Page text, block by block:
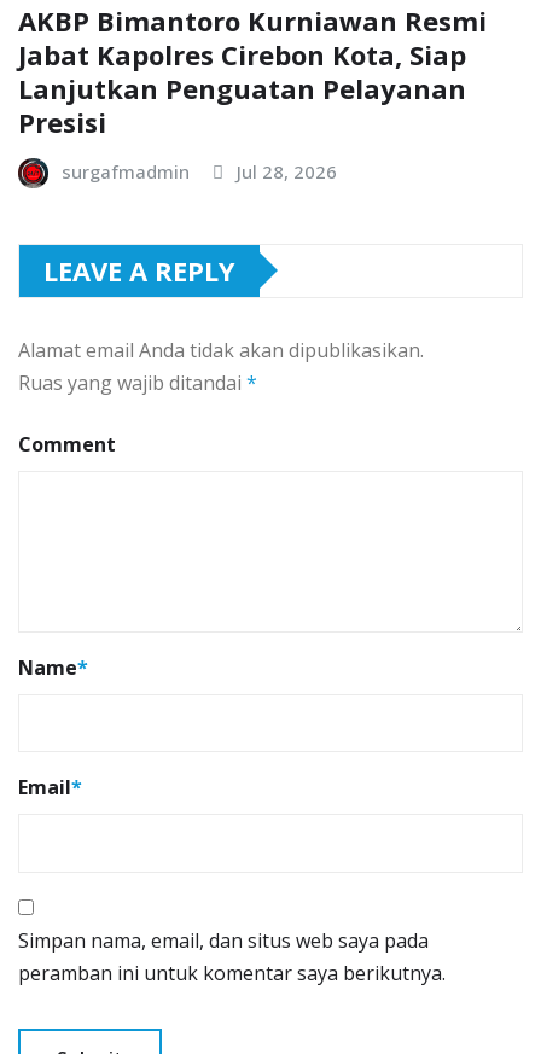
AKBP Bimantoro Kurniawan Resmi
Jabat Kapolres Cirebon Kota, Siap
Lanjutkan Penguatan Pelayanan
Presisi
surgafmadmin Jul 28, 2026
LEAVE A REPLY
Alamat email Anda tidak akan dipublikasikan.
Ruas yang wajib ditandai *
Comment
Name*
Email*
Simpan nama, email, dan situs web saya pada
peramban ini untuk komentar saya berikutnya.